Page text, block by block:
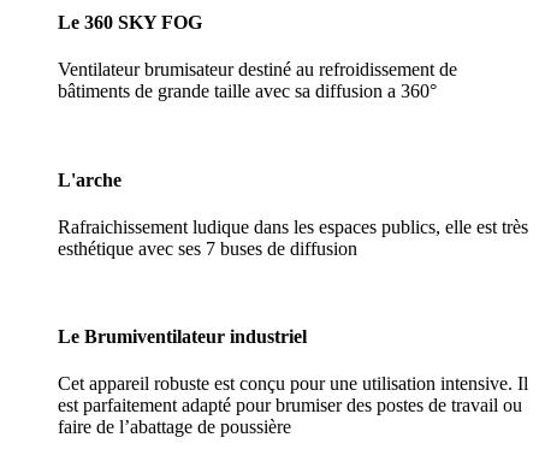
Le 360 SKY FOG
Ventilateur brumisateur destiné au refroidissement de
bâtiments de grande taille avec sa diffusion a 360°
L'arche
Rafraichissement ludique dans les espaces publics, elle est très
esthétique avec ses 7 buses de diffusion
Le Brumiventilateur industriel
Cet appareil robuste est conçu pour une utilisation intensive. Il
est parfaitement adapté pour brumiser des postes de travail ou
faire de l’abattage de poussière